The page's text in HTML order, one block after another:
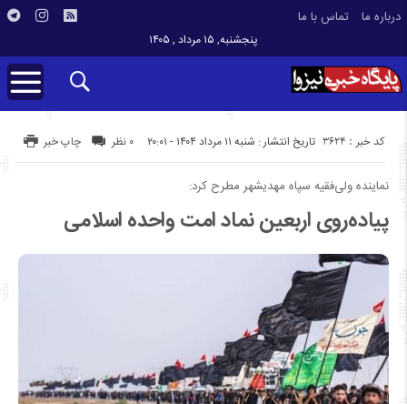
درباره ما تماس با ما
پنجشنبه, ۱۵ مرداد , ۱۴۰۵
تاریخ انتشار : شنبه ۱۱ مرداد ۱۴۰۴ - ۲۰:۰۱ کد خبر : 3624 چاپ خبر ۰ نظر
نماینده ولی‌فقیه سپاه مهدیشهر مطرح کرد:
پیاده‌روی اربعین نماد امت واحده اسلامی